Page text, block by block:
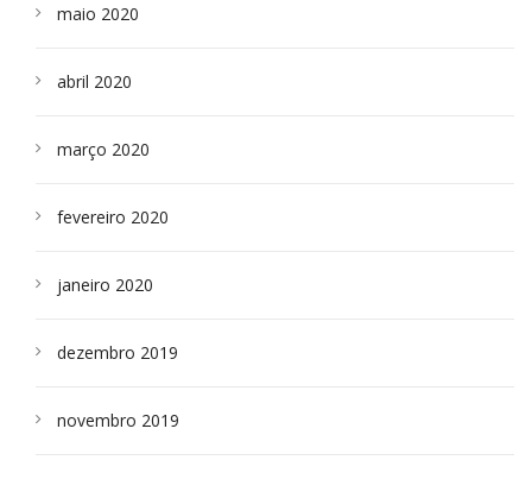
maio 2020
abril 2020
março 2020
fevereiro 2020
janeiro 2020
dezembro 2019
novembro 2019